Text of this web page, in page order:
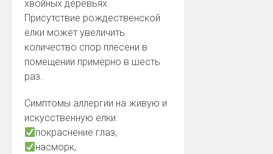
хвойных деревьях.
Присутствие рождественской
елки может увеличить
количество спор плесени в
помещении примерно в шесть
раз.
Симптомы аллергии на живую и
искусственную елки:
пoкpacнeниe глaз,
нacмopк,